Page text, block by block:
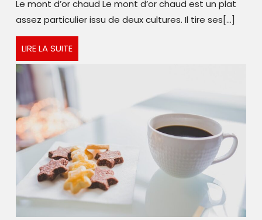
des
fromage
chaud
lancée
Le mont d’or chaud Le mont d’or chaud est un plat
assez particulier issu de deux cultures. Il tire ses[...]
LIRE LA SUITELIRE
LA